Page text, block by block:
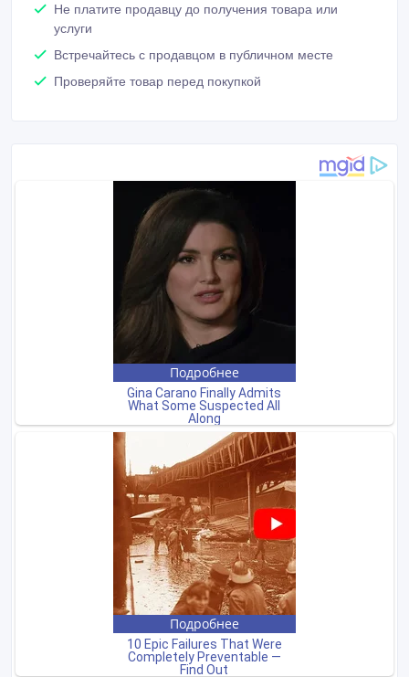
Не платите продавцу до получения товара или
услуги
Встречайтесь с продавцом в публичном месте
Проверяйте товар перед покупкой